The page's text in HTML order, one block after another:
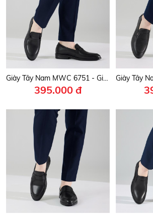
Giày Tây Nam MWC 6751 - Giày Mọi Nam Công Sở Lịch Lãm, Nam Tính, Thời Trang, Chuẩn Men Cho Quý Ông Hiện Đại.
395.000 đ